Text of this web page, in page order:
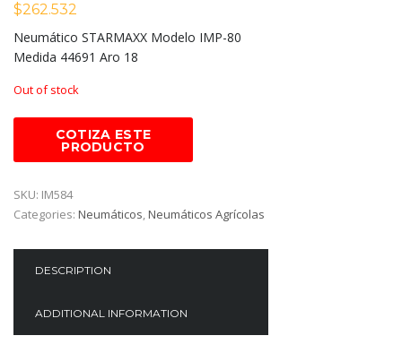
$262.532
Neumático STARMAXX Modelo IMP-80
Medida 44691 Aro 18
Out of stock
SKU: IM584
Categories: Neumáticos,Neumáticos Agrícolas
DESCRIPTION
ADDITIONAL INFORMATION